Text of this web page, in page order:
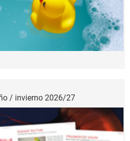
/ invierno 2026/27